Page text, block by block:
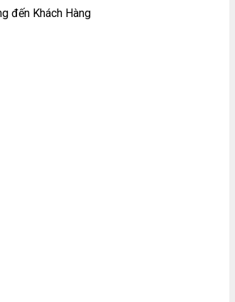
đến Khách Hàng